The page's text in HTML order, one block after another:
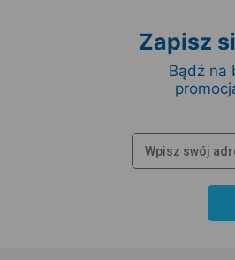
Zapisz
Bądź na